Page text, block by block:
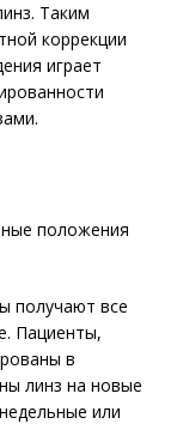
Таким
коррекции
играет
положения
получают все
Пациенты,
в
линз на новые
или